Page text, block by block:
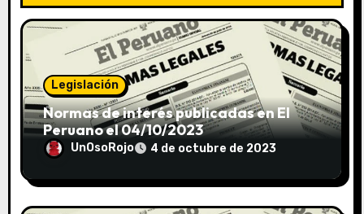
Legislación
Normas de interés publicadas en El
Peruano el 04/10/2023
UnOsoRojo 4 de octubre de 2023